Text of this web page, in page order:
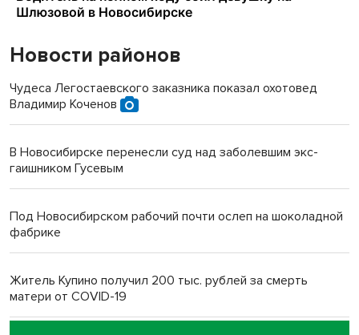
Новости районов
Чудеса Легостаевского заказника показал охотовед
Владимир Коченов
В Новосибирске перенесли суд над заболевшим экс-
гаишником Гусевым
Под Новосибирском рабочий почти ослеп на шоколадной
фабрике
Житель Купино получил 200 тыс. рублей за смерть
матери от COVID-19